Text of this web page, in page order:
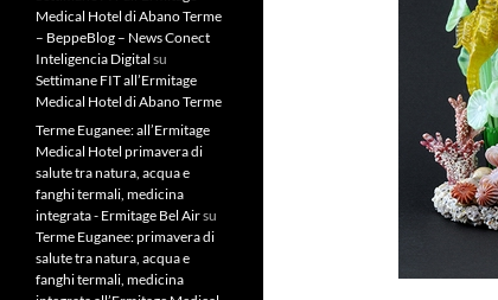
Medical Hotel di Abano Terme
– BeppeBlog – News Conect
Inteligencia Digital su
Settimane FIT all’Ermitage
Medical Hotel di Abano Terme
Terme Euganee: all’Ermitage
Medical Hotel primavera di
salute tra natura, acqua e
fanghi termali, medicina
integrata - Ermitage Bel Airsu
Terme Euganee: primavera di
salute tra natura, acqua e
fanghi termali, medicina